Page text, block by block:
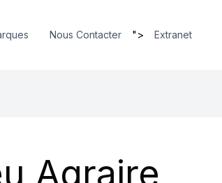
Nous Contacter "> Extranet
Agraire